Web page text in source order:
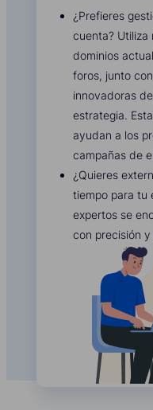
¿Prefieres
cuenta?
dominios
foros, junto
innovadoras
estrategia.
ayudan a los
campañas de
¿Quieres
tiempo para tu
expertos se
con precisión